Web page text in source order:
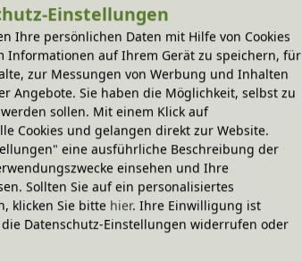
sorgt für
und 5 cm
härteren und
Einstellungen
Ihre persönlichen Daten mit Hilfe von Cookies
Informationen auf Ihrem Gerät zu speichern, für
zur Messungen von Werbung und Inhalten
Angebote. Sie haben die Möglichkeit, selbst zu
sollen. Mit einem Klick auf
Cookies und gelangen direkt zur Website.
eine ausführliche Beschreibung der
einsehen und Ihre
Sollten Sie auf ein personalisiertes
klicken Sie bitte hier. Ihre Einwilligung ist
Datenschutz-Einstellungen widerrufen oder